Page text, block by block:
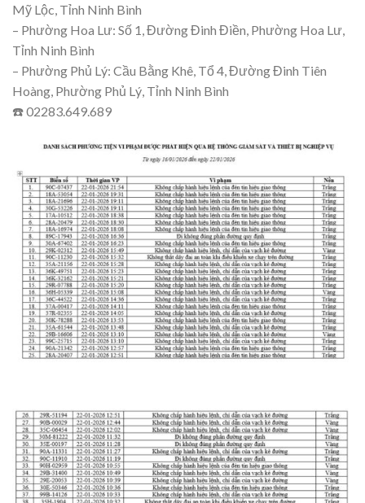
Mỹ Lộc, Tỉnh Ninh Bình
– Phường Hoa Lư: Số 1, Đường Đinh Điền, Phường Hoa Lư,
Tỉnh Ninh Bình
– Phường Phủ Lý: Cầu Bằng Khê, Tổ 4, Đường Đinh Tiên
Hoàng, Phường Phủ Lý, Tỉnh Ninh Bình
☎️ 02283.649.689